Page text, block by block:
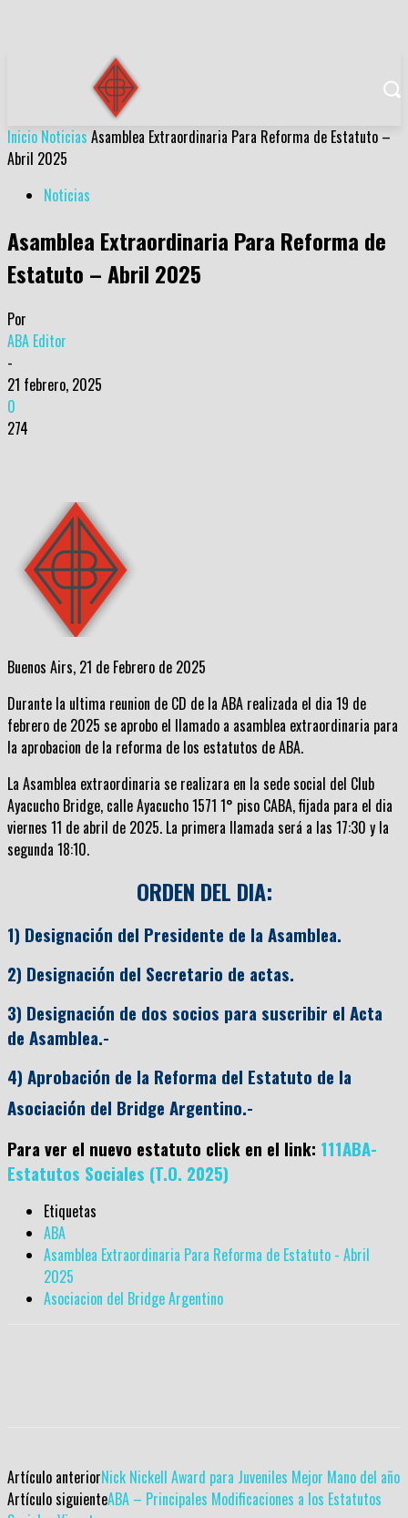
Inicio Noticias Asamblea Extraordinaria Para Reforma de Estatuto –
Abril 2025
Noticias
Asamblea Extraordinaria Para Reforma de
Estatuto – Abril 2025
Por
ABA Editor
-
21 febrero, 2025
0
274
Buenos Airs, 21 de Febrero de 2025
Durante la ultima reunion de CD de la ABA realizada el dia 19 de
febrero de 2025 se aprobo el llamado a asamblea extraordinaria para
la aprobacion de la reforma de los estatutos de ABA.
La Asamblea extraordinaria se realizara en la sede social del Club
Ayacucho Bridge, calle Ayacucho 1571 1° piso CABA, fijada para el dia
viernes 11 de abril de 2025. La primera llamada será a las 17:30 y la
segunda 18:10.
ORDEN DEL DIA:
1) Designación del Presidente de la Asamblea.
2) Designación del Secretario de actas.
3) Designación de dos socios para suscribir el Acta
de Asamblea.-
4) Aprobación de la Reforma del Estatuto de la
Asociación del Bridge Argentino.-
Para ver el nuevo estatuto click en el link: 111ABA-
Estatutos Sociales (T.O. 2025)
Etiquetas
ABA
Asamblea Extraordinaria Para Reforma de Estatuto - Abril
2025
Asociacion del Bridge Argentino
Artículo anteriorNick Nickell Award para Juveniles Mejor Mano del año
Artículo siguienteABA – Principales Modificaciones a los Estatutos